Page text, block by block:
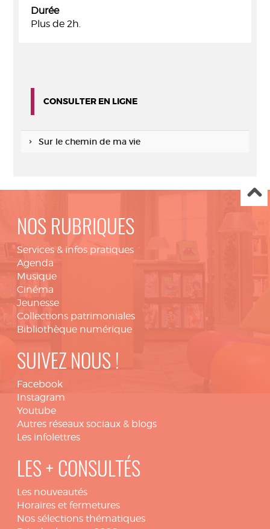
Durée
Plus de 2h.
CONSULTER EN LIGNE
Sur le chemin de ma vie
NOS RUBRIQUES
Services & infos pratiques
Agenda
Musique
Cinéma
Jeunesse
Collections patrimoniales
Bibliothèque numérique
SUIVEZ NOUS !
Facebook
Instagram
Youtube
Autres réseaux sociaux & blogs
Les infolettres
LES + CONSULTÉS
Les nouveautés
Horaires et fermetures
Nos sélections thématiques